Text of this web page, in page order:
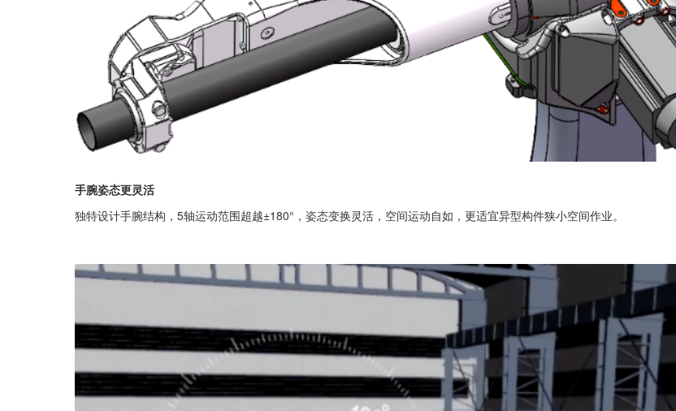
手腕姿态更灵活
独特设计手腕结构，5轴运动范围超越±180°，姿态变换灵活，空间运动自如，更适宜异型构件狭小空间作业。